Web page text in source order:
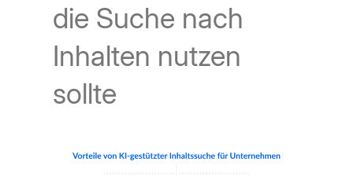
die Suche nach
Inhalten nutzen
sollte